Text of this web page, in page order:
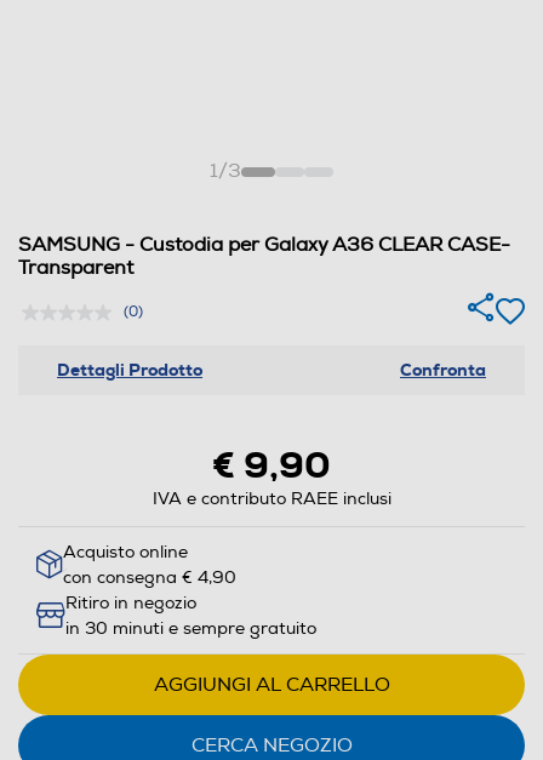
1/3
SAMSUNG - Custodia per Galaxy A36 CLEAR CASE-
Transparent
(0)
Dettagli Prodotto Confronta
€ 9,90
IVA e contributo RAEE inclusi
Acquisto online
con consegna € 4,90
Ritiro in negozio
in 30 minuti e sempre gratuito
AGGIUNGI AL CARRELLO
CERCA NEGOZIO